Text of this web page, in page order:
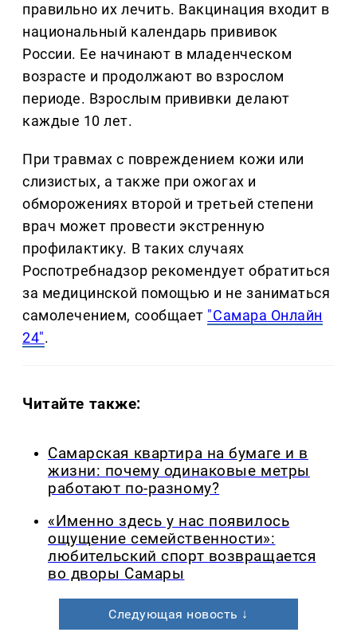
правильно их лечить. Вакцинация входит в
национальный календарь прививок
России. Ее начинают в младенческом
возрасте и продолжают во взрослом
периоде. Взрослым прививки делают
каждые 10 лет.
При травмах с повреждением кожи или
слизистых, а также при ожогах и
обморожениях второй и третьей степени
врач может провести экстренную
профилактику. В таких случаях
Роспотребнадзор рекомендует обратиться
за медицинской помощью и не заниматься
самолечением, сообщает "Самара Онлайн
24".
Читайте также:
Самарская квартира на бумаге и в
жизни: почему одинаковые метры
работают по-разному?
«Именно здесь у нас появилось
ощущение семейственности»:
любительский спорт возвращается
во дворы Самары
Следующая новость ↓